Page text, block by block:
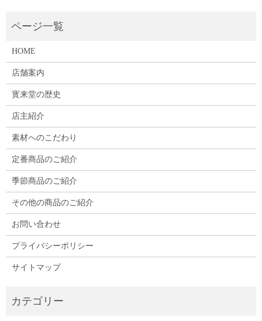
HOME
店舗案内
寳来堂の歴史
店主紹介
素材へのこだわり
定番商品のご紹介
季節商品のご紹介
その他の商品のご紹介
お問い合わせ
プライバシーポリシー
サイトマップ